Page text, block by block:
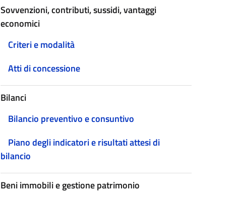
Sovvenzioni, contributi, sussidi, vantaggi
economici
Criteri e modalità
Atti di concessione
Bilanci
Bilancio preventivo e consuntivo
Piano degli indicatori e risultati attesi di
bilancio
Beni immobili e gestione patrimonio